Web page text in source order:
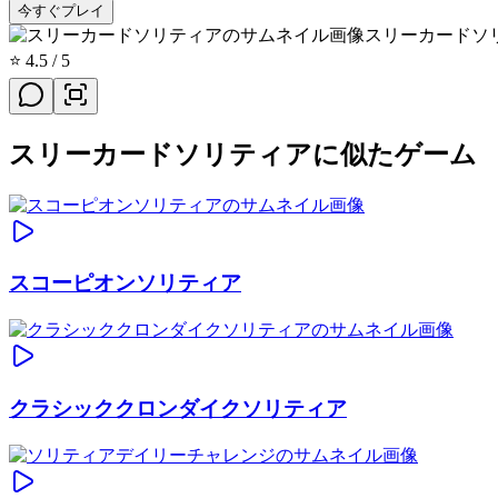
今すぐプレイ
スリーカードソ
⭐ 4.5 / 5
スリーカードソリティアに似たゲーム
スコーピオンソリティア
クラシッククロンダイクソリティア